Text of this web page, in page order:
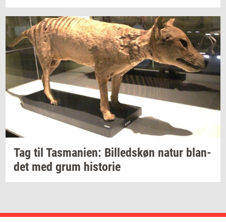
Tag til Tas­ma­ni­en: Bil­leds­køn natur blan­
det med grum hi­sto­rie